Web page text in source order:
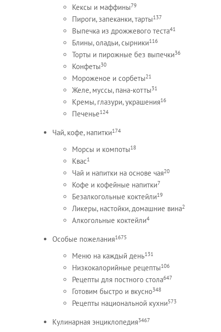
Кексы и маффины79
Пироги, запеканки, тарты137
Выпечка из дрожжевого теста41
Блины, оладьи, сырники116
Торты и пирожные без выпечки36
Конфеты30
Мороженое и сорбеты21
Желе, муссы, пана-котты31
Кремы, глазури, украшения16
Печенье124
Чай, кофе, напитки174
Морсы и компоты18
Квас1
Чай и напитки на основе чая20
Кофе и кофейные напитки7
Безалкогольные коктейли19
Ликеры, настойки, домашние вина2
Алкогольные коктейли4
Особые пожелания1675
Меню на каждый день131
Низкокалорийные рецепты106
Рецепты для постного стола647
Готовим быстро и вкусно348
Рецепты национальной кухни573
Кулинарная энциклопедия3467